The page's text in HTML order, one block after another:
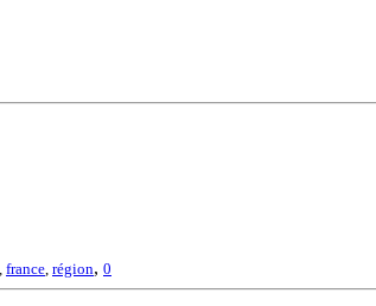
france région, 0